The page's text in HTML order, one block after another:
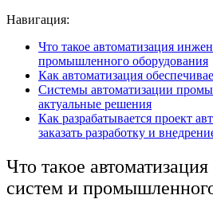
Навигация:
Что такое автоматизация
промышленного оборудования
Как автоматизация
Системы автоматизации
актуальные решения
Как разрабатывается проект
заказать разработку и
Что такое
систем и